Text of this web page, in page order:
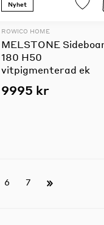
Nyhet
ROWICO HOME
MELSTONE
180 H50
vitpigmenterad ek
9995 kr
6 7